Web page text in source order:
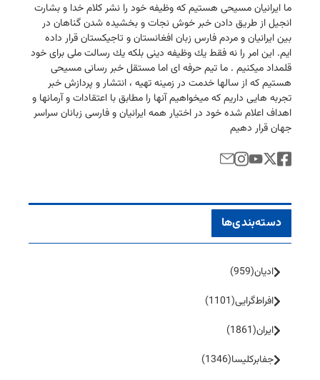
ما ایرانیان مسیحی هستیم كه وظیفه خود را نشر كلام خدا و بشارت
انجیل از طریق دادن خبر خوش نجات و بخشیده شدن گناهان در
بین ایرانیان و مردم فارس زبان افغانستان و تاجیكستان قرار داده
ایم. این امر را نه فقط یك وظیفه دینی بلكه یك رسالت ملی برای خود
قلمداد میكنیم . ما تیم حرفه ای اما مستقل خبر رسانی مسیحی
هستیم كه از سالها خدمت در زمینه تهیه ، انتشار و پردازش خبر
تجربه هایی داریم كه میخواهیم آنها را مطابق با اعتقادات و آرمانها و
اهداف اعلام شده خود در اختیار همه ایرانیان و فارسی زبانان سراسر
جهان قرار دهیم
دسته‌بندی‌ها
ادیان(959)
افراط‌گرایی(1101)
ایران(1861)
جفا‌بر‌کلیسا(1346)